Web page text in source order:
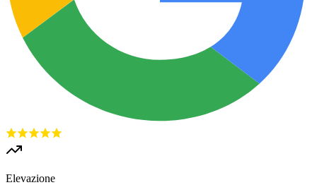
Elevazione